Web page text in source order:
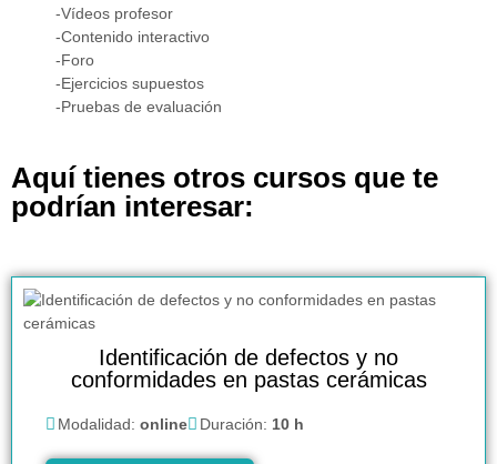
-Vídeos profesor
-Contenido interactivo
-Foro
-Ejercicios supuestos
-Pruebas de evaluación
Aquí tienes otros cursos que te
podrían interesar:
Identificación de defectos y no
conformidades en pastas cerámicas
Modalidad: online Duración: 10 h